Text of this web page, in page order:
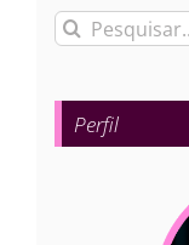
Buscar
para:
Perfil